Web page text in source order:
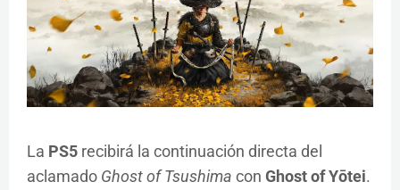
La PS5 recibirá la continuación directa del
aclamado Ghost of Tsushima con Ghost of Yōtei.